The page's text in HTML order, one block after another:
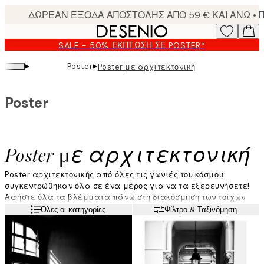
content.
SALE - 50% ΈΚΠΤΩΣΗ ΣΕ POSTER*
▸ Poster▸Poster με αρχιτεκτονική
Poster με αρχιτεκτονική
Poster
Poster αρχιτεκτονικής από όλες τις γωνιές του κόσμου
συγκεντρώθηκαν όλα σε ένα μέρος για να τα εξερευνήσετε!
Αφήστε όλα τα βλέμματα πάνω στη διακόσμηση των τοίχων
σας με ρουστίκ πόρτες και παράθυρα σε όμορφες παλέτες
χρωμάτων. Η τέχνη της αρχιτεκτονικής περιλαμβάνει κτίρια
και διάσημες τοποθεσίες απ' όλον τον κόσμο. Εξερευνήστε την
κατηγορία και ίσως βρείτε τα νέα αγαπημένα σας εδώ.
Διαβάστε περισσότερα
Όλες οι κατηγορίες Φίλτρο & Ταξινόμηση